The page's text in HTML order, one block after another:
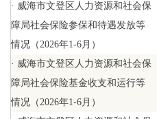
· 威海市文登区人力资源和社会保
障局社会保险参保和待遇发放等
情况（2026年1-6月）
· 威海市文登区人力资源和社会保
障局社会保险基金收支和运行等
情况（2026年1-6月）